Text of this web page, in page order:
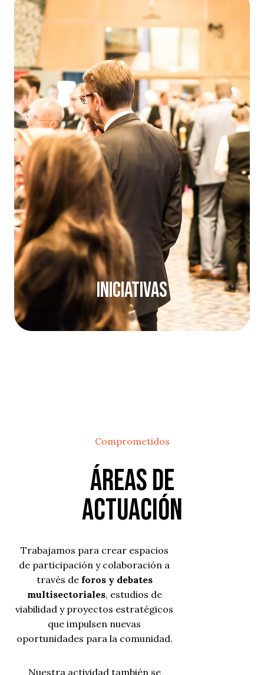
Iniciativas
Comprometidos
Áreas de
actuación
Trabajamos para crear espacios
de participación y colaboración a
través de foros y debates
multisectoriales, estudios de
viabilidad y proyectos estratégicos
que impulsen nuevas
oportunidades para la comunidad.
Nuestra actividad también se